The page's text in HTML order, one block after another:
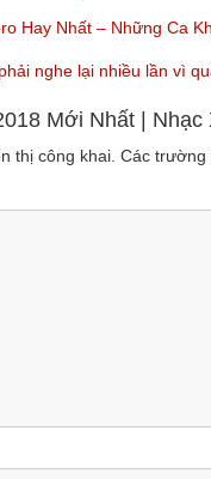
Hay Nhất – Những Ca
nghe lại nhiều lần vì
Mới Nhất |
thị công khai. Các trường